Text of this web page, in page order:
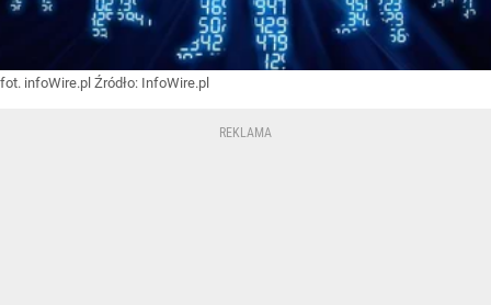
fot. infoWire.pl Źródło: InfoWire.pl